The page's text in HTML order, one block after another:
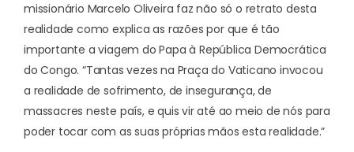
missionário Marcelo Oliveira faz não só o retrato desta
realidade como explica as razões por que é tão
importante a viagem do Papa à República Democrática
do Congo. “Tantas vezes na Praça do Vaticano invocou
a realidade de sofrimento, de insegurança, de
massacres neste país, e quis vir até ao meio de nós para
poder tocar com as suas próprias mãos esta realidade.”